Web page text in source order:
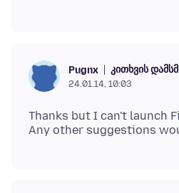
Pugnx კითხვის
24.01.14, 10:03
Thanks but I can't launch